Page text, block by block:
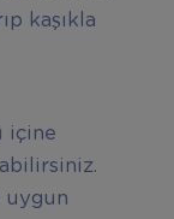
kaşıkla
içine
uygun